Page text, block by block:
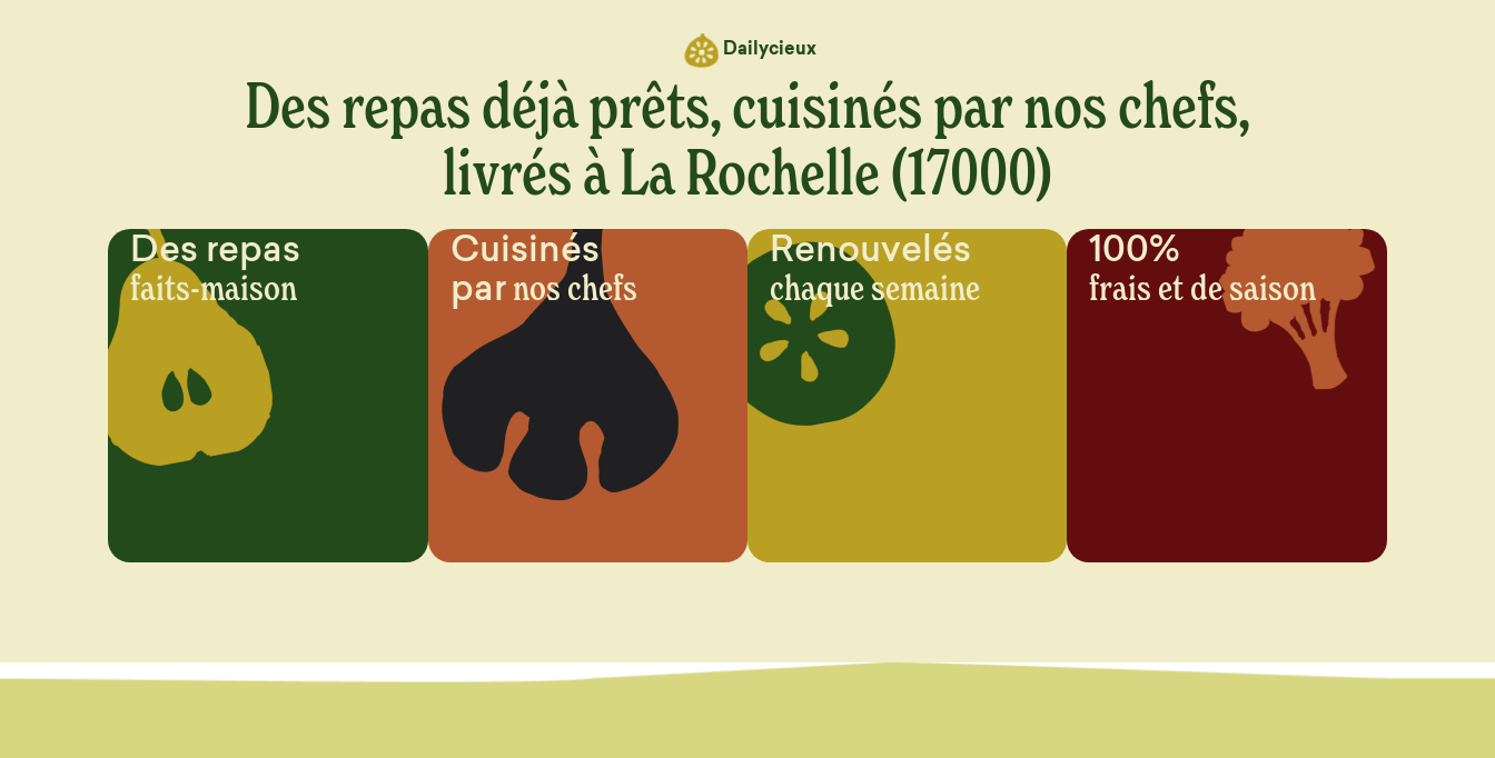
Dailycieux
Des repas déjà prêts, cuisinés par nos chefs,
livrés à La Rochelle (17000)
Des repas
faits-maison
Cuisinés
parnos chefs
Renouvelés
chaque semaine
100%
frais et de saison